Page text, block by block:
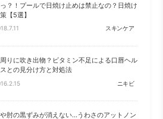
？！プールで日焼け止めは禁止なの？日焼け
【5選】
スキンケア
りに吹き出物？ビタミン不足による口唇ヘル
との見分け方と対処法
ニキビ
肘の黒ずみが消えない…うわさのアットノン